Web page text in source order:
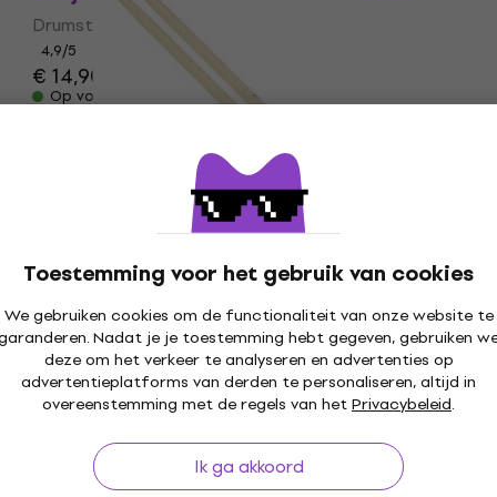
Toestemming voor het gebruik van cookies
We gebruiken cookies om de functionaliteit van onze website te
Nadat je je toestemming hebt gegeven, gebruiken
deze om het verkeer te analyseren en advertenties op
advertentieplatforms van derden te personaliseren, altijd in
overeenstemming met de regels van hetPrivacybeleid.
Ik ga akkoord
Drumstokken
4,9/5
€ 14,90
Op voorraad
Zildjian Z5A 5A Natural Drumstokken
Drumstokken
€ 13,90met codeMUZMUZ-5
€ 14,90
Op voorraad
Zildjian ASRS Ringo Starr Drumstokken
HAPPY HOUR